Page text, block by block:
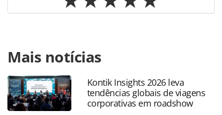
https://www.panrotas.com.br/gente/movimentacao/2025/
cannizza-sera-chef-executivo-do-the-westin-sao-
paulo_217086.html ou as ferramentas oferecidas na
página. Todo o conteúdo produzido pela PANROTAS
Editora é protegido pela legislação brasileira sobre direito
autoral. Não reproduza o conteúdo sem autorização da
Mais notícias
Kontik Insights 2026 leva
tendências globais de viagens
corporativas em roadshow